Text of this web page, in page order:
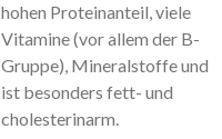
hohen Proteinanteil, viele
Vitamine (vor allem der B-
Gruppe), Mineralstoffe und
ist besonders fett- und
cholesterinarm.